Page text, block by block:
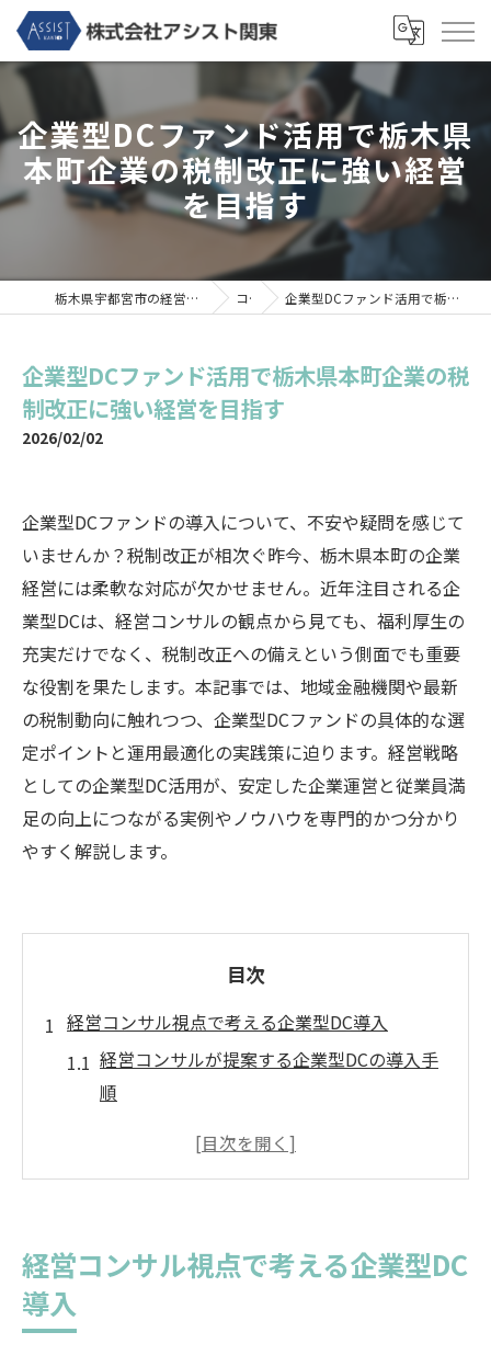
企業型DCファンド活用で栃木県
本町企業の税制改正に強い経営
を目指す
栃木県宇都宮市の経営コンサルなら株式会社アシスト関東 コラム 企業型DCファンド活用で栃木県本町企業の税制改正に強い経営を目指す
企業型DCファンド活用で栃木県本町企業の税
制改正に強い経営を目指す
2026/02/02
企業型DCファンドの導入について、不安や疑問を感じて
いませんか？税制改正が相次ぐ昨今、栃木県本町の企業
経営には柔軟な対応が欠かせません。近年注目される企
業型DCは、経営コンサルの観点から見ても、福利厚生の
充実だけでなく、税制改正への備えという側面でも重要
な役割を果たします。本記事では、地域金融機関や最新
の税制動向に触れつつ、企業型DCファンドの具体的な選
定ポイントと運用最適化の実践策に迫ります。経営戦略
としての企業型DC活用が、安定した企業運営と従業員満
足の向上につながる実例やノウハウを専門的かつ分かり
やすく解説します。
目次
経営コンサル視点で考える企業型DC導入
経営コンサルが提案する企業型DCの導入手
順
税制改正に強い経営体制の基礎を築く方法
企業型DC導入で得られる経営コンサルの支
経営コンサル視点で考える企業型DC
導入